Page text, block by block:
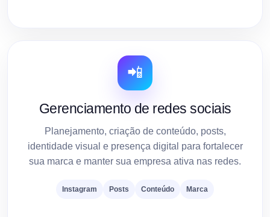
📲
Gerenciamento de redes sociais
Planejamento, criação de conteúdo, posts,
identidade visual e presença digital para fortalecer
sua marca e manter sua empresa ativa nas redes.
Instagram Posts Conteúdo Marca